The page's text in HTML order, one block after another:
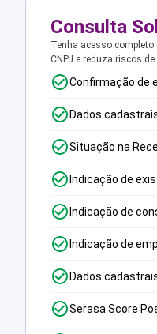
Consulta
Tenha acesso
CNPJ e reduza riscos
Confirmação de
Dados
Situação na
Indicação de
Indicação de
Indicação de
Dados
Serasa Score